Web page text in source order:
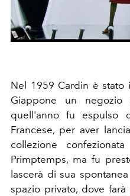
Nel 1959 Cardin è stato
Giappone un
quell'anno fu espulso
Francese, per aver
collezione
Primptemps, ma fu
lascerà di sua
spazio privato, dove